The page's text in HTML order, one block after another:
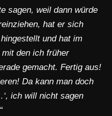
sagen, weil dann würde
hat er sich
und hat im
den ich früher
gemacht. Fertig aus!
Da kann man doch
ich will nicht sagen
“